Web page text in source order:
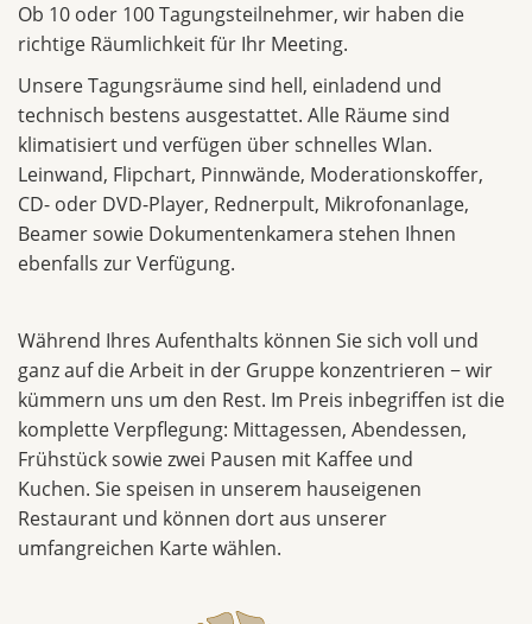
Ob 10 oder 100 Tagungsteilnehmer, wir haben die
richtige Räumlichkeit für Ihr Meeting.
Unsere Tagungsräume sind hell, einladend und
technisch bestens ausgestattet. Alle Räume sind
klimatisiert und verfügen über schnelles Wlan.
Leinwand, Flipchart, Pinnwände, Moderationskoffer,
CD- oder DVD-Player, Rednerpult, Mikrofonanlage,
Beamer sowie Dokumentenkamera stehen Ihnen
ebenfalls zur Verfügung.
Während Ihres Aufenthalts können Sie sich voll und
ganz auf die Arbeit in der Gruppe konzentrieren − wir
kümmern uns um den Rest. Im Preis inbegriffen ist die
komplette Verpflegung: Mittagessen, Abendessen,
Frühstück sowie zwei Pausen mit Kaffee und
Kuchen. Sie speisen in unserem hauseigenen
Restaurant und können dort aus unserer
umfangreichen Karte wählen.